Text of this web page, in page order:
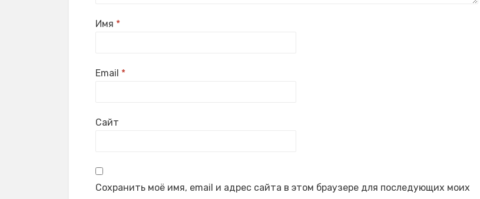
Имя *
Email *
Сайт
Сохранить моё имя, email и адрес сайта в этом браузере для последующих моих